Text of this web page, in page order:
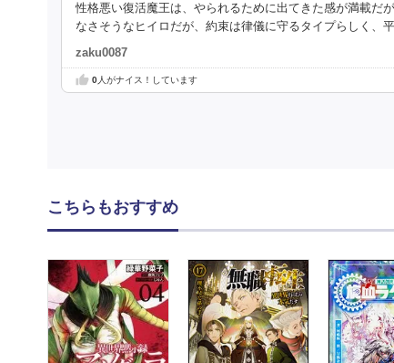
性格悪い復活魔王は、やられるために出てきた感が満載だ
なさそうなヒイロだが、約束は律儀に守るタイプらしく、
zaku0087
0人がナイス！しています
こちらもおすすめ